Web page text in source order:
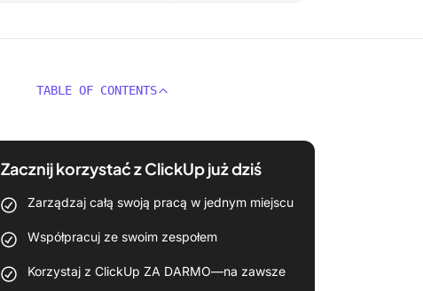
TABLE OF CONTENTS
Zacznij korzystać z ClickUp już dziś
Zarządzaj całą swoją pracą w jednym miejscu
Współpracuj ze swoim zespołem
Korzystaj z ClickUp ZA DARMO—na zawsze